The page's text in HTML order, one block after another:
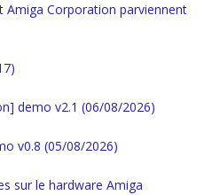
Amiga Corporation parviennent
demo v2.1 (06/08/2026)
v0.8 (05/08/2026)
sur le hardware Amiga